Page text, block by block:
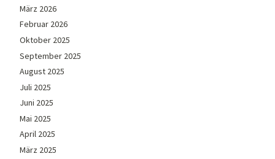
März 2026
Februar 2026
Oktober 2025
September 2025
August 2025
Juli 2025
Juni 2025
Mai 2025
April 2025
März 2025